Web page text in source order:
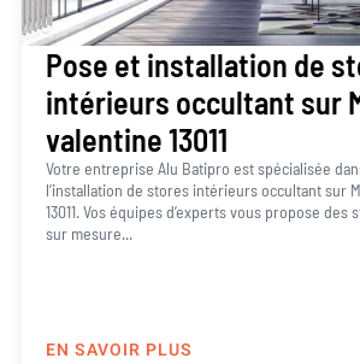
Pose et installation de
intérieurs occultant sur
valentine 13011
Votre entreprise Alu Batipro est spécialisée
l’installation de stores intérieurs occultant sur
13011. Vos équipes d’experts vous propose des
sur mesure...
EN SAVOIR PLUS